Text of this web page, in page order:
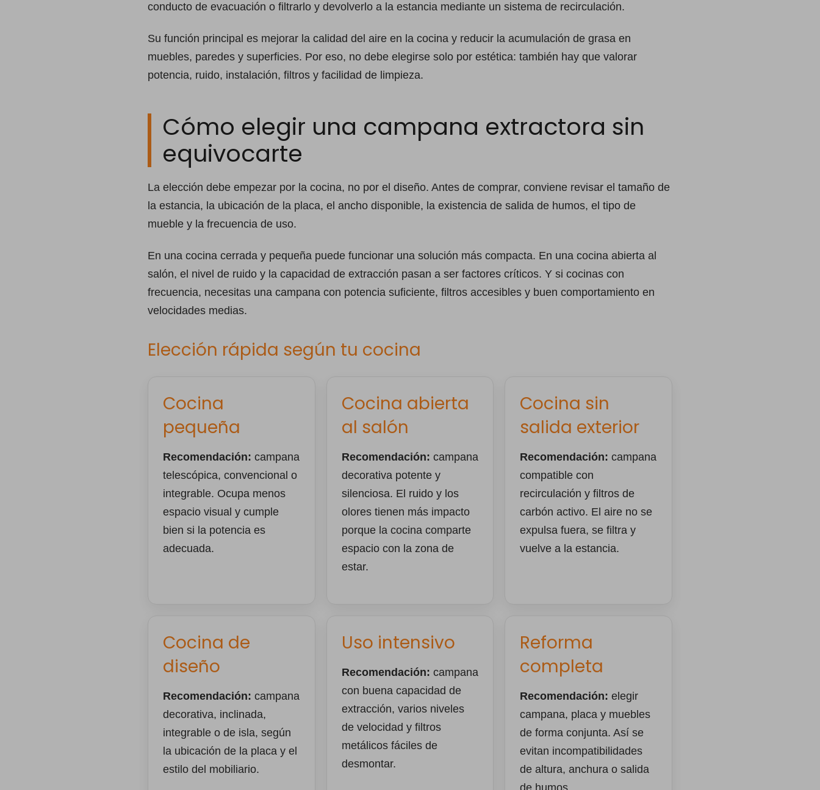
conducto de evacuación o filtrarlo y devolverlo a la estancia mediante un sistema de recirculación.
Su función principal es mejorar la calidad del aire en la cocina y reducir la acumulación de grasa en
muebles, paredes y superficies. Por eso, no debe elegirse solo por estética: también hay que valorar
potencia, ruido, instalación, filtros y facilidad de limpieza.
Cómo elegir una campana extractora sin
equivocarte
La elección debe empezar por la cocina, no por el diseño. Antes de comprar, conviene revisar el tamaño de
la estancia, la ubicación de la placa, el ancho disponible, la existencia de salida de humos, el tipo de
mueble y la frecuencia de uso.
En una cocina cerrada y pequeña puede funcionar una solución más compacta. En una cocina abierta al
salón, el nivel de ruido y la capacidad de extracción pasan a ser factores críticos. Y si cocinas con
frecuencia, necesitas una campana con potencia suficiente, filtros accesibles y buen comportamiento en
velocidades medias.
Elección rápida según tu cocina
Cocina
pequeña
Recomendación: campana
telescópica, convencional o
integrable. Ocupa menos
espacio visual y cumple
bien si la potencia es
adecuada.
Cocina abierta
al salón
Recomendación: campana
decorativa potente y
silenciosa. El ruido y los
olores tienen más impacto
porque la cocina comparte
espacio con la zona de
estar.
Cocina sin
salida exterior
Recomendación: campana
compatible con
recirculación y filtros de
carbón activo. El aire no se
expulsa fuera, se filtra y
vuelve a la estancia.
Cocina de
diseño
Recomendación: campana
decorativa, inclinada,
integrable o de isla, según
la ubicación de la placa y el
estilo del mobiliario.
Uso intensivo
Recomendación: campana
con buena capacidad de
extracción, varios niveles
de velocidad y filtros
metálicos fáciles de
desmontar.
Reforma
completa
Recomendación: elegir
campana, placa y muebles
de forma conjunta. Así se
evitan incompatibilidades
de altura, anchura o salida